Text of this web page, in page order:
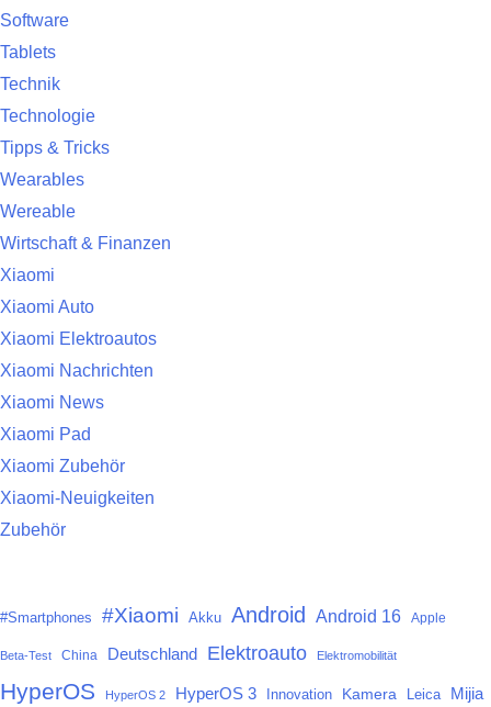
Software
Tablets
Technik
Technologie
Tipps & Tricks
Wearables
Wereable
Wirtschaft & Finanzen
Xiaomi
Xiaomi Auto
Xiaomi Elektroautos
Xiaomi Nachrichten
Xiaomi News
Xiaomi Pad
Xiaomi Zubehör
Xiaomi-Neuigkeiten
Zubehör
#Smartphones #Xiaomi Akku Android Android 16 Apple
Beta-Test China Deutschland Elektroauto Elektromobilität
HyperOS HyperOS 2 HyperOS 3 Innovation Kamera Leica Mijia